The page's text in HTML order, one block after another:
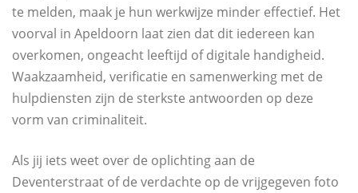
te melden, maak je hun werkwijze minder effectief. Het
voorval in Apeldoorn laat zien dat dit iedereen kan
overkomen, ongeacht leeftijd of digitale handigheid.
Waakzaamheid, verificatie en samenwerking met de
hulpdiensten zijn de sterkste antwoorden op deze
vorm van criminaliteit.
Als jij iets weet over de oplichting aan de
Deventerstraat of de verdachte op de vrijgegeven foto